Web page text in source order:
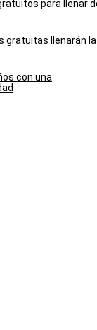
para llenar
gratuitas llenarán la
con una